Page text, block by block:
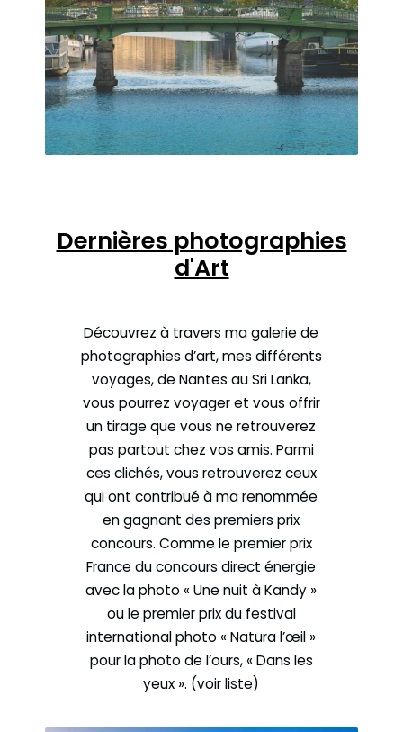
Dernières photographies
d'Art
Découvrez à travers ma galerie de
photographies d’art, mes différents
voyages, de Nantes au Sri Lanka,
vous pourrez voyager et vous offrir
un tirage que vous ne retrouverez
pas partout chez vos amis. Parmi
ces clichés, vous retrouverez ceux
qui ont contribué à ma renommée
en gagnant des premiers prix
concours. Comme le premier prix
France du concours direct énergie
avec la photo « Une nuit à Kandy »
ou le premier prix du festival
international photo « Natura l’œil »
pour la photo de l’ours, « Dans les
yeux ». (voir liste)